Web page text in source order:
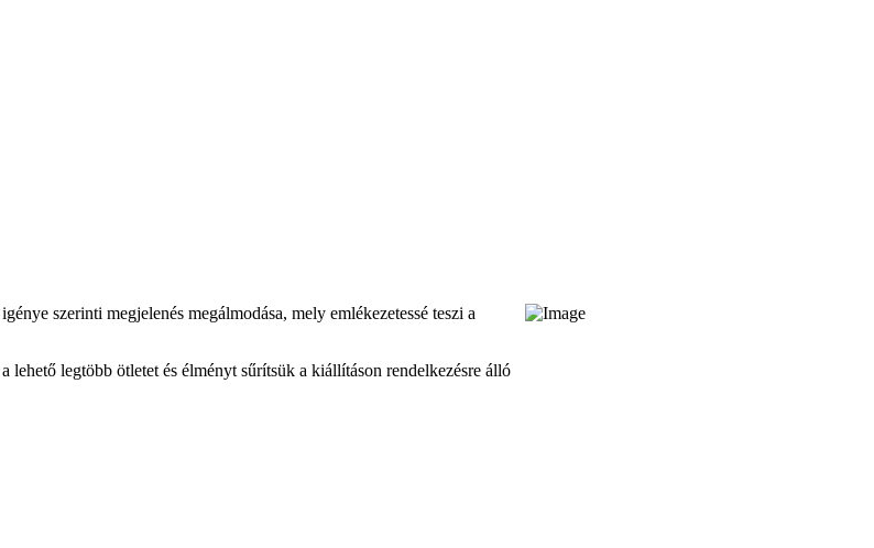
szerinti megjelenés megálmodása, mely emlékezetessé teszi a
legtöbb ötletet és élményt sűrítsük a kiállításon rendelkezésre álló